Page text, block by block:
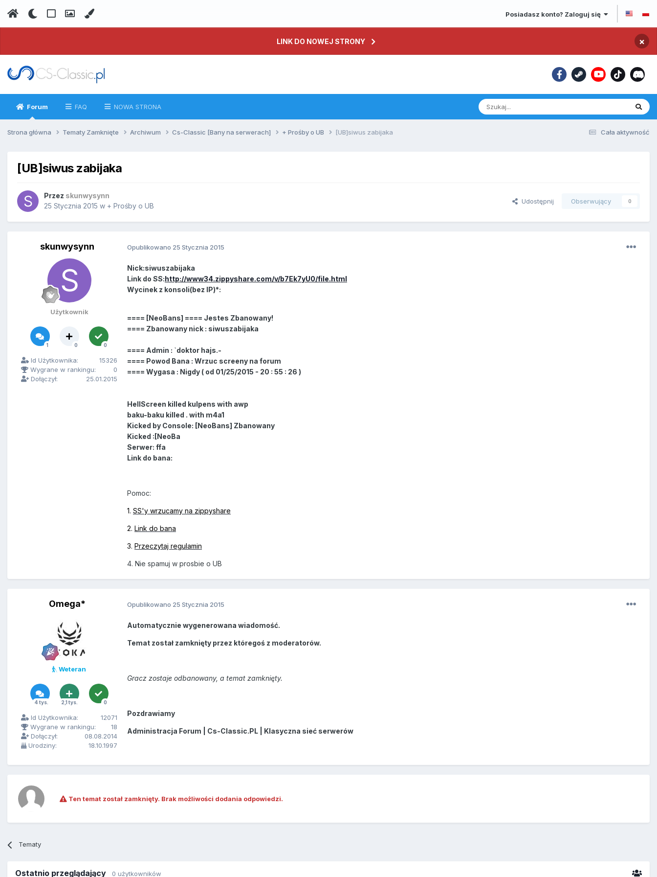
Posiadasz konto? Zaloguj się
LINK DO NOWEJ STRONY ×
Forum FAQ NOWA STRONA
Cała aktywność
Strona główna Tematy Zamknięte Archiwum Cs-Classic [Bany na serwerach] + Prośby o UB [UB]siwus zabijaka
[UB]siwus zabijaka
Przez skunwysynn
25 Stycznia 2015 w + Prośby o UB
Udostępnij Obserwujący 0
skunwysynn
Użytkownik
1 0 0
Id Użytkownika:
15326
Wygrane w rankingu:
0
Dołączył:
25.01.2015
Opublikowano 25 Stycznia 2015
Nick:siwuszabijaka
Link do SS:http://www34.zippyshare.com/v/b7Ek7yU0/file.html
Wycinek z konsoli(bez IP)*:
==== [NeoBans] ==== Jestes Zbanowany!
==== Zbanowany nick : siwuszabijaka
==== Admin : `doktor hajs.-
==== Powod Bana : Wrzuc screeny na forum
==== Wygasa : Nigdy ( od 01/25/2015 - 20 : 55 : 26 )
HellScreen killed kulpens with awp
baku-baku killed . with m4a1
Kicked by Console: [NeoBans] Zbanowany
Kicked :[NeoBa
Serwer: ffa
Link do bana:
Pomoc:
1. SS'y wrzucamy na zippyshare
2. Link do bana
3. Przeczytaj regulamin
4. Nie spamuj w prosbie o UB
Omega*
Weteran
4 tys. 2,1 tys. 0
Id Użytkownika:
12071
Wygrane w rankingu:
18
Dołączył:
08.08.2014
Urodziny:
18.10.1997
Opublikowano 25 Stycznia 2015
Automatycznie wygenerowana wiadomość.
Temat został zamknięty przez któregoś z moderatorów.
Gracz zostaje odbanowany, a temat zamknięty.
Pozdrawiamy
Administracja Forum | Cs-Classic.PL | Klasyczna sieć serwerów
Ten temat został zamknięty. Brak możliwości dodania odpowiedzi.
Tematy
Ostatnio przeglądający 0 użytkowników